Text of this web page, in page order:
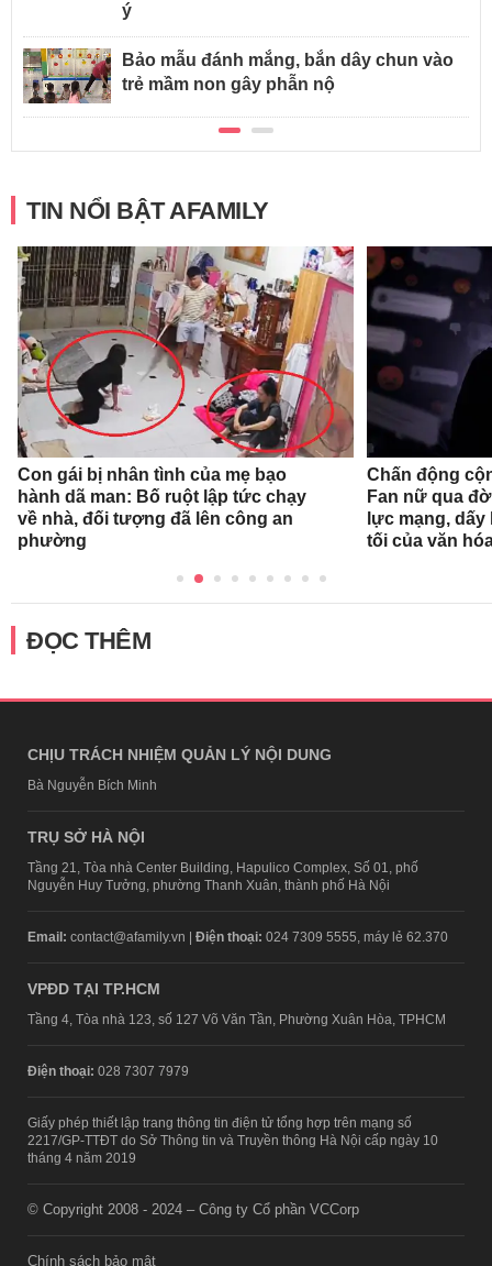
ý
Bảo mẫu đánh mắng, bắn dây chun vào
trẻ mầm non gây phẫn nộ
TIN NỔI BẬT AFAMILY
Con gái bị nhân tình của mẹ bạo
hành dã man: Bố ruột lập tức chạy
về nhà, đối tượng đã lên công an
phường
Chấn động
Fan nữ qua
lực mạng,
tối của văn
ĐỌC THÊM
CHỊU TRÁCH NHIỆM QUẢN LÝ NỘI DUNG
Bà Nguyễn Bích Minh
TRỤ SỞ HÀ NỘI
Tầng 21, Tòa nhà Center Building, Hapulico Complex, Số 01, phố
Nguyễn Huy Tưởng, phường Thanh Xuân, thành phố Hà Nội
Email: contact@afamily.vn | Điện thoại: 024 7309 5555, máy lẻ 62.370
VPĐD TẠI TP.HCM
Tầng 4, Tòa nhà 123, số 127 Võ Văn Tần, Phường Xuân Hòa, TPHCM
Điện thoại: 028 7307 7979
Giấy phép thiết lập trang thông tin điện tử tổng hợp trên mạng số
2217/GP-TTĐT do Sở Thông tin và Truyền thông Hà Nội cấp ngày 10
tháng 4 năm 2019
© Copyright 2008 - 2024 – Công ty Cổ phần VCCorp
Chính sách bảo mật